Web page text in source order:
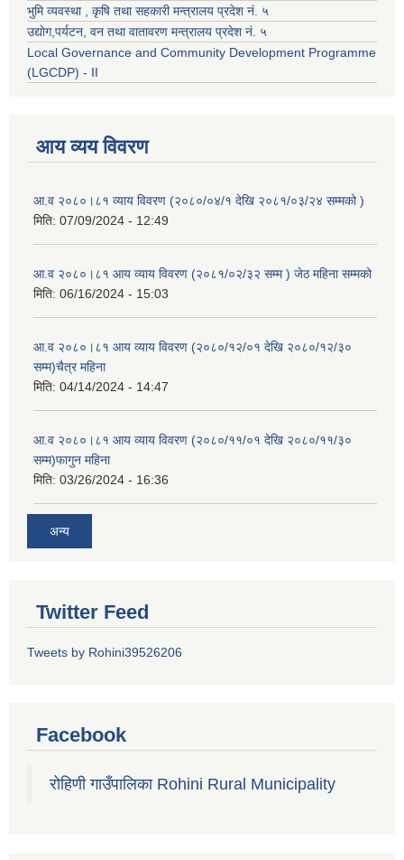
भुमि व्यवस्था , कृषि तथा सहकारी मन्त्रालय प्रदेश नं. ५
उद्याेग,पर्यटन, वन तथा वातावरण मन्त्रालय प्रदेश नं. ५
Local Governance and Community Development Programme
(LGCDP) - II
आय व्यय विवरण
आ.व २०८०।८१ व्याय विवरण (२०८०/०४/१ देखि २०८१/०३/२४ सम्मको )
मिति: 07/09/2024 - 12:49
आ.व २०८०।८१ आय व्याय विवरण (२०८१/०२/३२ सम्म ) जेठ महिना सम्मको
मिति: 06/16/2024 - 15:03
आ.व २०८०।८१ आय व्याय विवरण (२०८०/१२/०१ देखि २०८०/१२/३०
सम्म)चैत्र महिना
मिति: 04/14/2024 - 14:47
आ.व २०८०।८१ आय व्याय विवरण (२०८०/११/०१ देखि २०८०/११/३०
सम्म)फागुन महिना
मिति: 03/26/2024 - 16:36
अन्य
Twitter Feed
Tweets by Rohini39526206
Facebook
रोहिणी गाउँपालिका Rohini Rural Municipality